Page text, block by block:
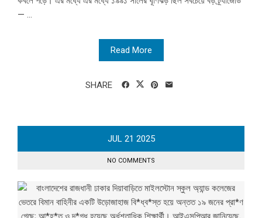
— ...
Read More
SHARE
JUL 21 2025
NO COMMENTS